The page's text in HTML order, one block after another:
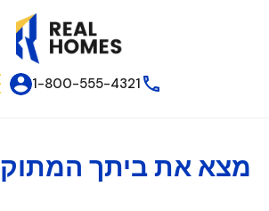
1-800-555-4321
מצא את ביתך המתוק